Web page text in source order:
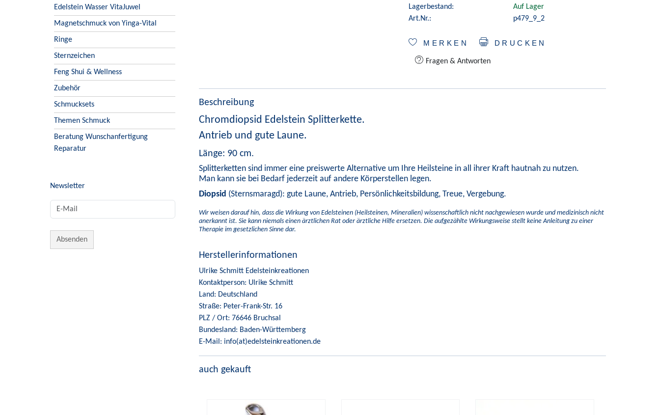
Edelstein Wasser VitaJuwel
Magnetschmuck von Yinga-Vital
Ringe
Sternzeichen
Feng Shui & Wellness
Zubehör
Schmucksets
Themen Schmuck
Beratung Wunschanfertigung
Reparatur
Newsletter
Lagerbestand:
Auf Lager
Art.Nr.:
p479_9_2
MERKEN DRUCKEN
Fragen & Antworten
Beschreibung
Chromdiopsid Edelstein Splitterkette.
Antrieb und gute Laune.
Länge: 90 cm.
Splitterketten sind immer eine preiswerte Alternative um Ihre Heilsteine in all ihrer Kraft hautnah zu nutzen.
Man kann sie bei Bedarf jederzeit auf andere Körperstellen legen.
Diopsid (Sternsmaragd): gute Laune, Antrieb, Persönlichkeitsbildung, Treue, Vergebung.
Wir weisen darauf hin, dass die Wirkung von Edelsteinen (Heilsteinen, Mineralien) wissenschaftlich nicht nachgewiesen wurde und medizinisch nicht
anerkannt ist. Sie kann niemals einen ärztlichen Rat oder ärztliche Hilfe ersetzen. Die aufgezählte Wirkungsweise stellt keine Anleitung zu einer
Therapie im gesetzlichen Sinne dar.
Herstellerinformationen
Ulrike Schmitt Edelsteinkreationen
Kontaktperson: Ulrike Schmitt
Land: Deutschland
Straße: Peter-Frank-Str. 16
PLZ / Ort: 76646 Bruchsal
Bundesland: Baden-Württemberg
E-Mail: info(at)edelsteinkreationen.de
auch gekauft